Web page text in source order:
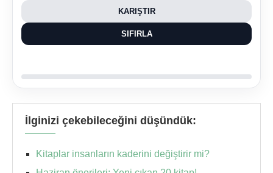
KARIŞTIR
SIFIRLA
İlginizi çekebileceğini düşündük:
Kitaplar insanların kaderini değiştirir mi?